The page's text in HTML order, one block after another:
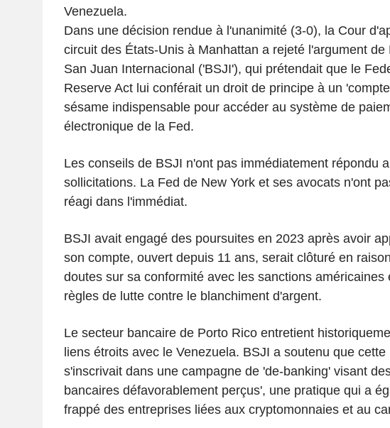
Venezuela.
Dans une décision rendue à l'unanimité (3-0), la Cour
circuit des États-Unis à Manhattan a rejeté l'argument de
San Juan Internacional ('BSJI'), qui prétendait que le
Reserve Act lui conférait un droit de principe à un
sésame indispensable pour accéder au système de
électronique de la Fed.
Les conseils de BSJI n'ont pas immédiatement répondu
sollicitations. La Fed de New York et ses avocats n'ont
réagi dans l'immédiat.
BSJI avait engagé des poursuites en 2023 après avoir
son compte, ouvert depuis 11 ans, serait clôturé en
doutes sur sa conformité avec les sanctions américaines
règles de lutte contre le blanchiment d'argent.
Le secteur bancaire de Porto Rico entretient
liens étroits avec le Venezuela. BSJI a soutenu que cette
s'inscrivait dans une campagne de 'de-banking' visant
bancaires défavorablement perçus', une pratique qui a
frappé des entreprises liées aux cryptomonnaies et au